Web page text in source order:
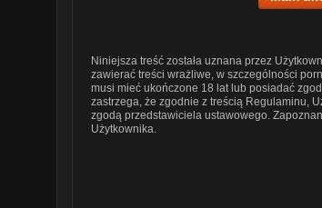
Niniejsza treść została uznana przez
zawierać treści wrażliwe, w szczególności
musi mieć ukończone 18 lat lub posiadać
zastrzega, że zgodnie z treścią Regulaminu,
zgodą przedstawiciela ustawowego.
Użytkownika.